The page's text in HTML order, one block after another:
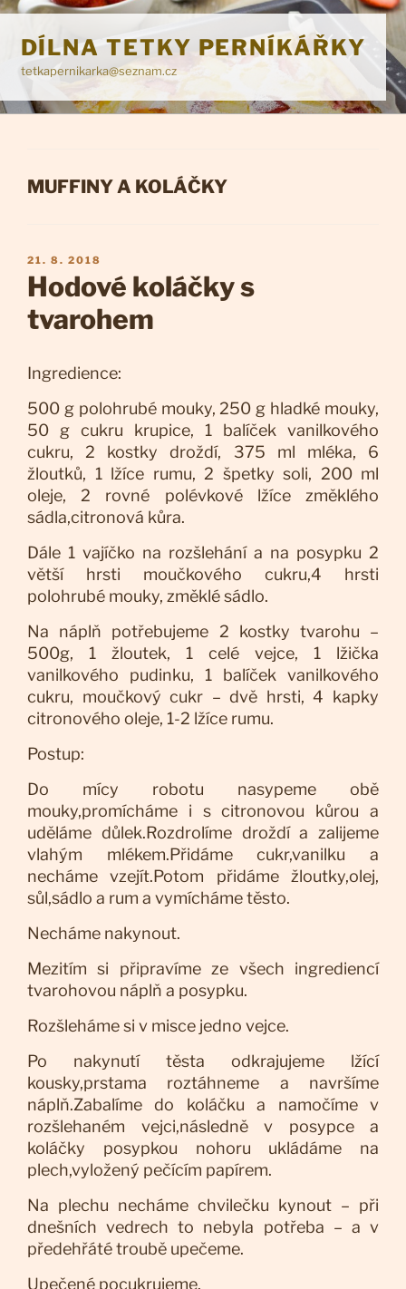
Přejít
obsahu
webu
DÍLNA TETKY PERNÍKÁŘKY
tetkapernikarka@seznam.cz
RUBRIKY
MUFFINY A KOLÁČKY
PUBLIKOVÁNO
21. 8. 2018
Hodové koláčky s
tvarohem
Ingredience:
500 g polohrubé mouky, 250 g hladké mouky,
50 g cukru krupice, 1 balíček vanilkového
cukru, 2 kostky droždí, 375 ml mléka, 6
žloutků, 1 lžíce rumu, 2 špetky soli, 200 ml
oleje, 2 rovné polévkové lžíce změklého
sádla,citronová kůra.
Dále 1 vajíčko na rozšlehání a na posypku 2
větší hrsti moučkového cukru,4 hrsti
polohrubé mouky, změklé sádlo.
Na náplň potřebujeme 2 kostky tvarohu –
500g, 1 žloutek, 1 celé vejce, 1 lžička
vanilkového pudinku, 1 balíček vanilkového
cukru, moučkový cukr – dvě hrsti, 4 kapky
citronového oleje, 1-2 lžíce rumu.
Postup:
Do mícy robotu nasypeme obě
mouky,promícháme i s citronovou kůrou a
uděláme důlek.Rozdrolíme droždí a zalijeme
vlahým mlékem.Přidáme cukr,vanilku a
necháme vzejít.Potom přidáme žloutky,olej,
sůl,sádlo a rum a vymícháme těsto.
Necháme nakynout.
Mezitím si připravíme ze všech ingrediencí
tvarohovou náplň a posypku.
Rozšleháme si v misce jedno vejce.
Po nakynutí těsta odkrajujeme lžící
kousky,prstama roztáhneme a navršíme
náplň.Zabalíme do koláčku a namočíme v
rozšlehaném vejci,následně v posypce a
koláčky posypkou nohoru ukládáme na
plech,vyložený pečícím papírem.
Na plechu necháme chvilečku kynout – při
dnešních vedrech to nebyla potřeba – a v
předehřáté troubě upečeme.
Upečené pocukrujeme.